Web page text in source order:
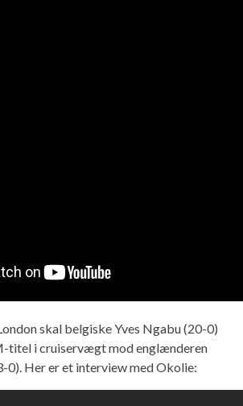
skal belgiske Yves Ngabu (20-0)
titel i cruiservægt mod englænderen
0). Her er et interview med Okolie: